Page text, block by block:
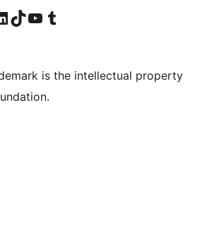
भेट द्या आमच्या टिकटॉक अकाउंटला भेट द्या.आमच्या यूट्यूब चॅनेलला भेट द्या आमच्या टंबलर खात्याला भेट द्या.
is the intellectual property